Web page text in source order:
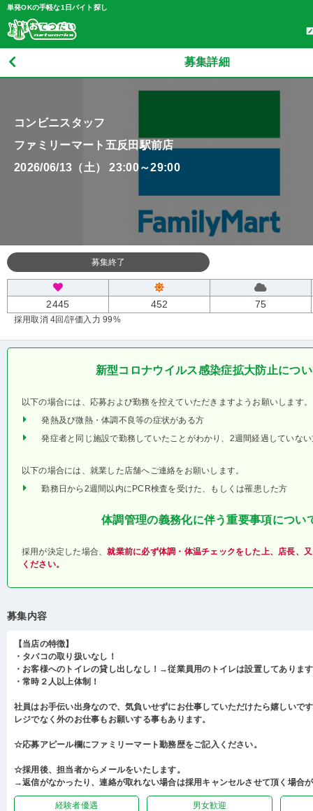
単発OKの手軽な1日バイト探し
募集詳細
コンビニスタッフ
ファミリーマート五反田駅前店
2026/06/13（土） 23:00～29:00
募集終了
2445 452 75
採用取消 4回 /評価入力 99%
新型コロナウイルス感染症拡大防止につ
以下の場合には、応募および勤務を控えていただきますようお願いします。
発熱及び微熱・体調不良等の症状がある方
発症者と同じ施設で勤務していたことがわかり、2週間経過していな
以下の場合には、就業した店舗へご連絡をお願いします。
勤務日から2週間以内にPCR検査を受けた、もしくは罹患した方
体調管理の義務化に伴う重要事項につい
採用が決定した場合、就業前に必ず体調・体温チェックをした上、店長、
ください。
募集内容
【当店の特徴】
・タバコの取り扱いなし！
・お客様へのトイレの貸し出しなし！→従業員用のトイレは設置してありま
・常時２人以上体制！
社員はお手伝い出身なので、気負いせずにお仕事していただけたら嬉しいで
レジでなく外のお仕事もお願いする事もあります。
☆応募アピール欄にファミリーマート勤務歴をご記入ください。
☆採用後、担当者からメールをいたします。
→返信がなかったり、連絡が取れない場合は採用キャンセルさせて頂く場合
経験者優遇 男女歓迎